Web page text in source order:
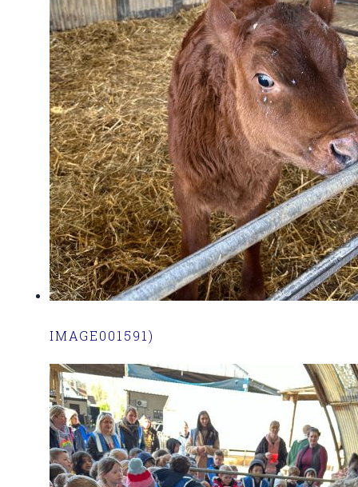
IMAGE001591)